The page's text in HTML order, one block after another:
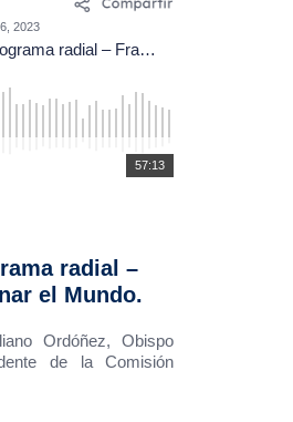
2023
Decimotercero programa radial – Fraternidad para Sanar el Mundo.
57:13
radial –
el Mundo.
Ordóñez, Obispo
de la Comisión